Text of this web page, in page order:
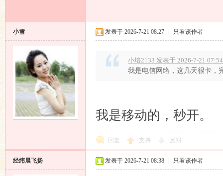
小雪 发表于 2026-7-21 08:27 只看该作者
小培2133 发表于 2026-7-21 07:54
我是电信网络，这几天很卡，
我是移动的，秒开。
回复 支持 反对
经纬晨飞扬 发表于 2026-7-21 08:38 只看该作者